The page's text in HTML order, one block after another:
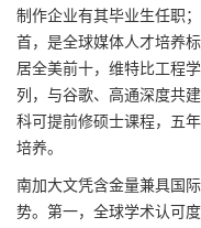
制作企业有其毕业生任职
首，是全球媒体人才培养
居全美前十，维特比工程
列，与谷歌、高通深度共
科可提前修硕士课程，五
培养。
南加大文凭含金量兼具国
势。第一，全球学术认可